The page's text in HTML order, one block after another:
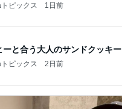
ピックス 1日前
ーと合う大人のサンドクッキー
ピックス 2日前